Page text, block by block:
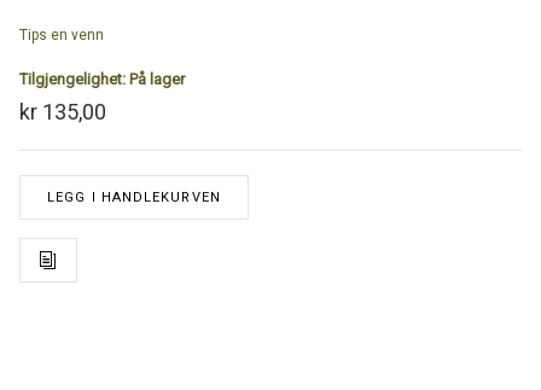
Tips en venn
Tilgjengelighet: På lager
kr 135,00
LEGG I HANDLEKURVEN